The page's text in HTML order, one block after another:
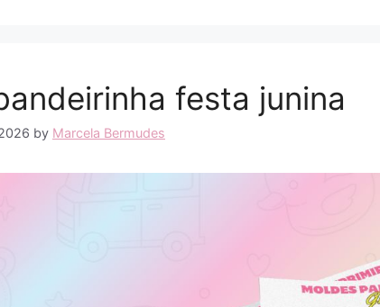
festa junina
by Marcela Bermudes